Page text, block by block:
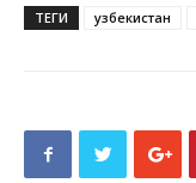
ТЕГИ узбекистан